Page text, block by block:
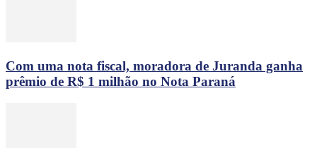
Com uma nota fiscal, moradora de Juranda ganha
prêmio de R$ 1 milhão no Nota Paraná